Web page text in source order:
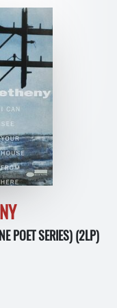
POET SERIES) (2LP)